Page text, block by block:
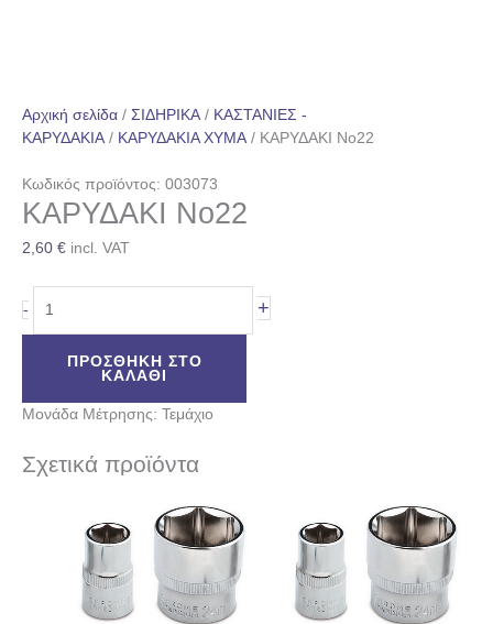
Αρχική σελίδα / ΣΙΔΗΡΙΚΑ / ΚΑΣΤΑΝΙΕΣ -
ΚΑΡΥΔΑΚΙΑ / ΚΑΡΥΔΑΚΙΑ ΧΥΜΑ / ΚΑΡΥΔΑΚΙ No22
Κωδικός προϊόντος: 003073
ΚΑΡΥΔΑΚΙ No22
2,60 € incl. VAT
- +
ΠΡΟΣΘΉΚΗ ΣΤΟ
ΚΑΛΆΘΙ
Μονάδα Μέτρησης: Τεμάχιο
Σχετικά προϊόντα